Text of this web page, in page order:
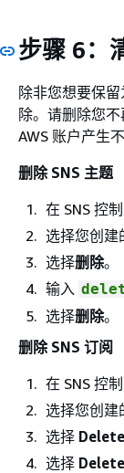
步骤 6：
除非您想要保
除。请删除您
AWS 账户产生
删除 SNS 主题
在 SNS 控
选择您创建
选择删除。
输入
选择删除。
删除 SNS 订阅
在 SNS 控
选择您创建
选择 Delete
选择 Delete